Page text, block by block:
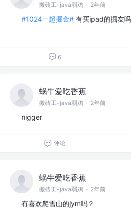
搬砖工-java弱鸡 · 2年前
#1024一起掘金# 有买ipad的掘友吗
6
蜗牛爱吃香蕉
搬砖工-java弱鸡 · 2年前
nigger
评论
蜗牛爱吃香蕉
搬砖工-java弱鸡 · 2年前
有喜欢爬雪山的jym吗？